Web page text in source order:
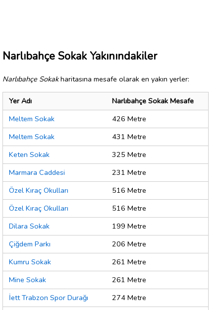
Narlıbahçe Sokak Yakınındakiler
Narlıbahçe Sokakharitasına mesafe olarak en yakın yerler:
Yer Adı
Narlıbahçe Sokak Mesafe
Meltem Sokak
426 Metre
Meltem Sokak
431 Metre
Keten Sokak
325 Metre
Marmara Caddesi
231 Metre
Özel Kıraç Okulları
516 Metre
Özel Kıraç Okulları
516 Metre
Dilara Sokak
199 Metre
Çiğdem Parkı
206 Metre
Kumru Sokak
261 Metre
Mine Sokak
261 Metre
İett Trabzon Spor Durağı
274 Metre